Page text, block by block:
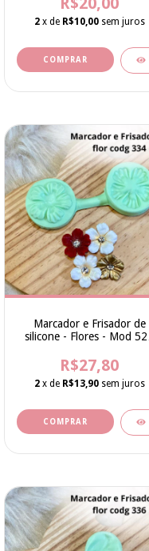
2 x de R$10,00 sem juros
Marcador e Frisador de
silicone - Flores - Mod 52 -
R$27,80
2 x de R$13,90 sem juros